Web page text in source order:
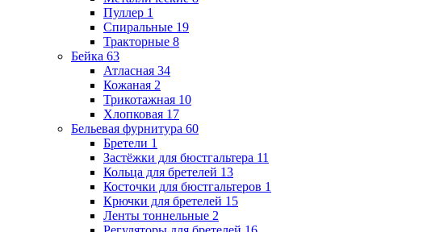
Пуллер 1
Спиральные 19
Тракторные 8
Бейка 63
Атласная 34
Кожаная 2
Трикотажная 10
Хлопковая 17
Бельевая фурнитура 60
Бретели 1
Застёжки для бюстгальтера 11
Кольца для бретелей 13
Косточки для бюстгальтеров 1
Крючки для бретелей 15
Ленты тоннельные 2